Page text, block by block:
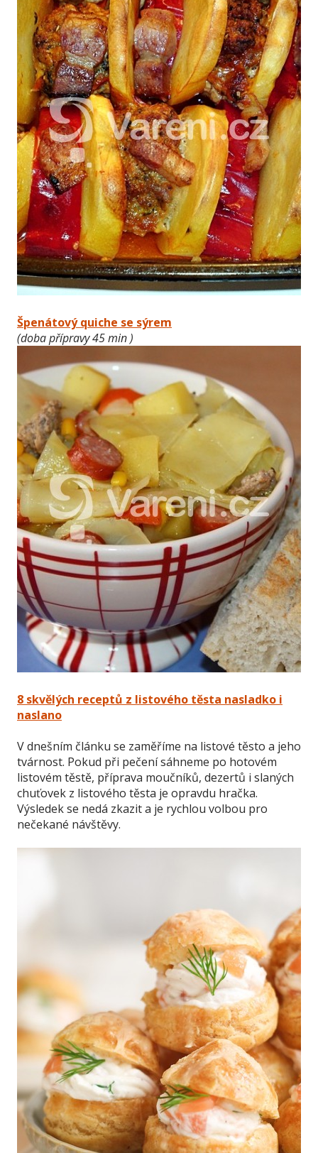
Špenátový quiche se sýrem
(doba přípravy 45 min )
8 skvělých receptů z listového těsta nasladko i
naslano
V dnešním článku se zaměříme na listové těsto a jeho
tvárnost. Pokud při pečení sáhneme po hotovém
listovém těstě, příprava moučníků, dezertů i slaných
chuťovek z listového těsta je opravdu hračka.
Výsledek se nedá zkazit a je rychlou volbou pro
nečekané návštěvy.